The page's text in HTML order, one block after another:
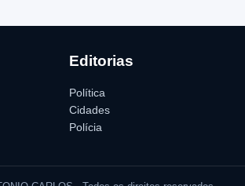
Editorias
Política
Cidades
Polícia